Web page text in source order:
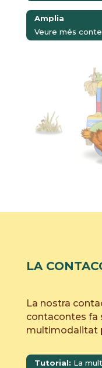
Amplia
Veure més
LA
La nostra
contacontes fa
multimodalitat
Tutorial: La